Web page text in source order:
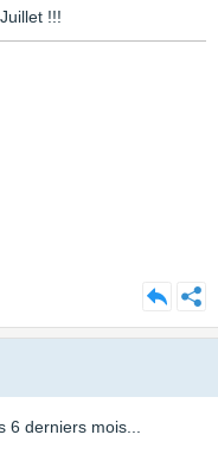
!!!
6 derniers mois...